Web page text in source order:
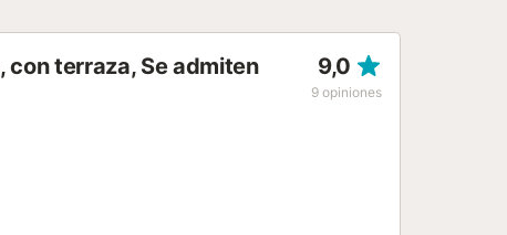
terraza, Se admiten
9,0
9 opiniones